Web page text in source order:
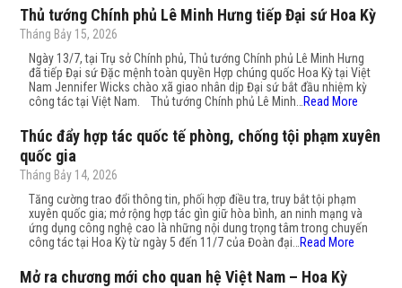
Thủ tướng Chính phủ Lê Minh Hưng tiếp Đại sứ Hoa Kỳ
Tháng Bảy 15, 2026
Ngày 13/7, tại Trụ sở Chính phủ, Thủ tướng Chính phủ Lê Minh Hưng
đã tiếp Đại sứ Đặc mệnh toàn quyền Hợp chúng quốc Hoa Kỳ tại Việt
Nam Jennifer Wicks chào xã giao nhân dịp Đại sứ bắt đầu nhiệm kỳ
công tác tại Việt Nam. Thủ tướng Chính phủ Lê Minh… Read More
Thúc đẩy hợp tác quốc tế phòng, chống tội phạm xuyên
quốc gia
Tháng Bảy 14, 2026
Tăng cường trao đổi thông tin, phối hợp điều tra, truy bắt tội phạm
xuyên quốc gia; mở rộng hợp tác gìn giữ hòa bình, an ninh mạng và
ứng dụng công nghệ cao là những nội dung trọng tâm trong chuyến
công tác tại Hoa Kỳ từ ngày 5 đến 11/7 của Đoàn đại… Read More
Mở ra chương mới cho quan hệ Việt Nam – Hoa Kỳ